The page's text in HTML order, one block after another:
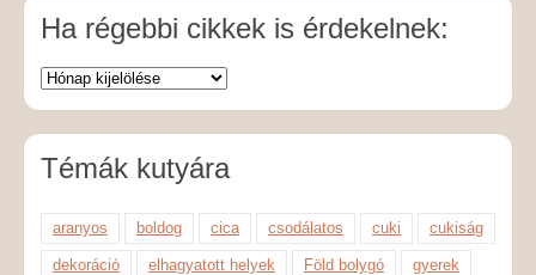
Ha régebbi cikkek is érdekelnek:
Témák kutyára
aranyos boldog cica csodálatos cuki cukiság
dekoráció elhagyatott helyek Föld bolygó gyerek